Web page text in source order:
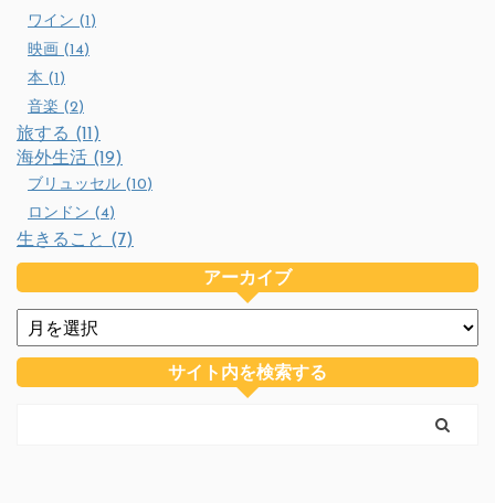
ワイン (1)
映画 (14)
本 (1)
音楽 (2)
旅する (11)
海外生活 (19)
ブリュッセル (10)
ロンドン (4)
生きること (7)
アーカイブ
サイト内を検索する